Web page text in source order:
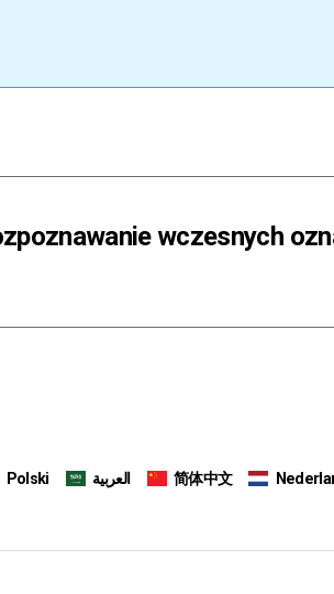
wczesnych
Polski العربية 简体中文